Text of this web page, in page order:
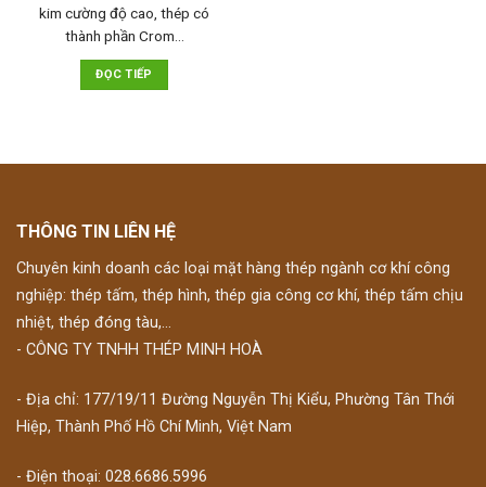
kim cường độ cao, thép có
thành phần Crom…
ĐỌC TIẾP
THÔNG TIN LIÊN HỆ
Chuyên kinh doanh các loại mặt hàng thép ngành cơ khí công
nghiệp: thép tấm, thép hình, thép gia công cơ khí, thép tấm chịu
nhiệt, thép đóng tàu,...
- CÔNG TY TNHH THÉP MINH HOÀ
- Địa chỉ: 177/19/11 Đường Nguyễn Thị Kiểu, Phường Tân Thới
Hiệp, Thành Phố Hồ Chí Minh, Việt Nam
- Điện thoại: 028.6686.5996